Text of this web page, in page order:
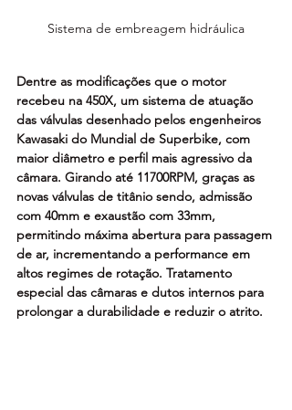
Sistema de embreagem hidráulica
Dentre as modificações que o motor
recebeu na 450X, um sistema de atuação
das válvulas desenhado pelos engenheiros
Kawasaki do Mundial de Superbike, com
maior diâmetro e perfil mais agressivo da
câmara. Girando até 11700RPM, graças as
novas válvulas de titânio sendo, admissão
com 40mm e exaustão com 33mm,
permitindo máxima abertura para passagem
de ar, incrementando a performance em
altos regimes de rotação. Tratamento
especial das câmaras e dutos internos para
prolongar a durabilidade e reduzir o atrito.